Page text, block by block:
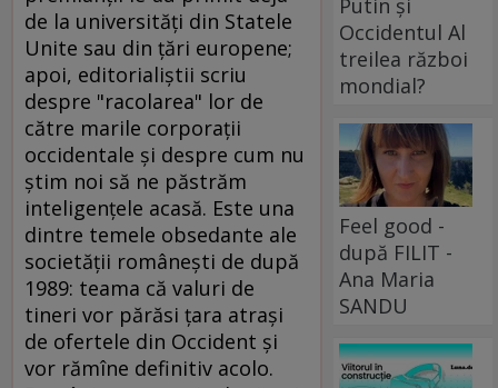
de la universităţi din Statele
Unite sau din ţări europene;
apoi, editorialiştii scriu
despre "racolarea" lor de
către marile corporaţii
occidentale şi despre cum nu
ştim noi să ne păstrăm
inteligenţele acasă. Este una
dintre temele obsedante ale
societăţii româneşti de după
1989: teama că valuri de
tineri vor părăsi ţara atraşi
de ofertele din Occident şi
vor rămîne definitiv acolo.
Putin și
Occidentul Al
treilea război
mondial?
Feel good -
după FILIT -
Ana Maria
SANDU